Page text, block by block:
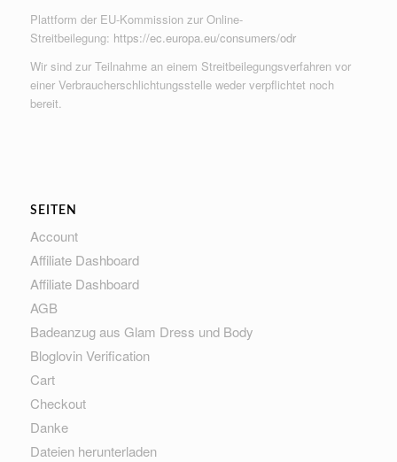
Plattform der EU-Kommission zur Online-
Streitbeilegung: https://ec.europa.eu/consumers/odr
Wir sind zur Teilnahme an einem Streitbeilegungsverfahren vor
einer Verbraucherschlichtungsstelle weder verpflichtet noch
bereit.
SEITEN
Account
Affiliate Dashboard
Affiliate Dashboard
AGB
Badeanzug aus Glam Dress und Body
Bloglovin Verification
Cart
Checkout
Danke
Dateien herunterladen